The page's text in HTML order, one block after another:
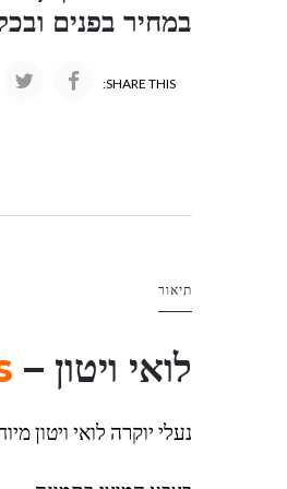
במחיר בפנים
SHARE THIS:
תיאור
לואי ויטון – Louis
נעלי יוקרה לואי ויטון